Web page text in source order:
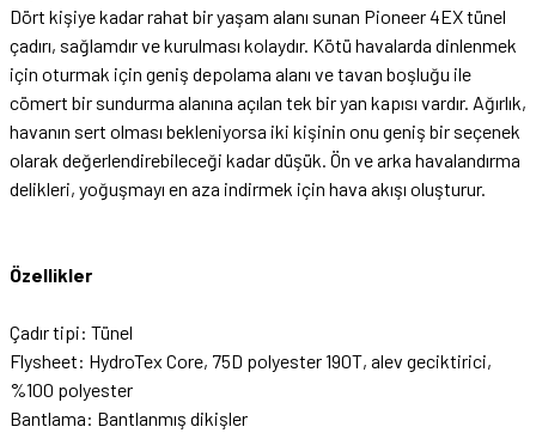
Dört kişiye kadar rahat bir yaşam alanı sunan Pioneer 4EX tünel
çadırı, sağlamdır ve kurulması kolaydır. Kötü havalarda dinlenmek
için oturmak için geniş depolama alanı ve tavan boşluğu ile
cömert bir sundurma alanına açılan tek bir yan kapısı vardır. Ağırlık,
havanın sert olması bekleniyorsa iki kişinin onu geniş bir seçenek
olarak değerlendirebileceği kadar düşük. Ön ve arka havalandırma
delikleri, yoğuşmayı en aza indirmek için hava akışı oluşturur.
Özellikler
Çadır tipi: Tünel
Flysheet: HydroTex Core, 75D polyester 190T, alev geciktirici,
%100 polyester
Bantlama: Bantlanmış dikişler